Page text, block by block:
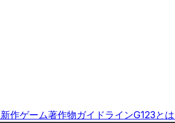
新作ゲーム著作物ガイドラインG123とは